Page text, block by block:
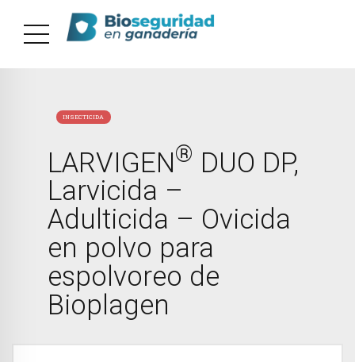
INSECTICIDA
LARVIGEN® DUO DP,
Larvicida –
Adulticida – Ovicida
en polvo para
espolvoreo de
Bioplagen